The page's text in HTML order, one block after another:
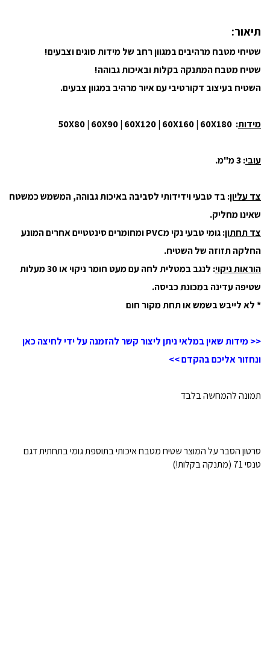
תיאור:
שטיחי מטבח מרהיבים במגוון רחב של מידות סוגים וצבעים!
שטיח מטבח המתנקה בקלות ובאיכות גבוהה!
השטיח בעיצוב דקורטיבי עם איור מרהיב במגוון צבעים.
מידות: 50X80 | 60X90 | 60X120 | 60X160 | 60X180
עובי: 3 מ"מ.
צד עליון: בד טבעי וידידותי לסביבה באיכות גבוהה, המשמש כמשטח
שאינו מחליק.
צד תחתון
: גומי טבעי נקי מPVC ומחומרים סינטטיים אחרים המונע
החלקה תזוזה של השטיח.
הוראות ניקוי
: לנגב במטלית לחה עם מעט חומר ניקוי או 30 מעלות
שטיפה עדינה במכונת כביסה.
* לא לייבש בשמש או תחת מקור חום
<< מידות שאין במלאי ניתן ליצור קשר להזמנה על ידי לחיצה כאן
ונחזור אליכם בהקדם >>
תמונה להמחשה בלבד
סרטון הסבר על המוצר שטיח מטבח איכותי בתוספת גומי בתחתית דגם
טנסי 71 (מתנקה בקלות!)